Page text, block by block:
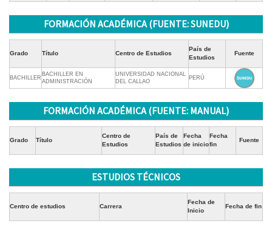
FORMACIÓN ACADÉMICA (FUENTE: SUNEDU)
Grado Título Centro de Estudios
País de
Estudios
Fuente
BACHILLER
BACHILLER EN
ADMINISTRACIÓN
UNIVERSIDAD NACIONAL
DEL CALLAO
PERÚ
FORMACIÓN ACADÉMICA (FUENTE: MANUAL)
Grado Título
Centro de
Estudios
País de
Estudios
Fecha
de inicio
Fecha
fin
Fuente
ESTUDIOS TÉCNICOS
Centro de estudios Carrera
Fecha de
Inicio
Fecha de fin